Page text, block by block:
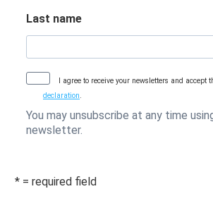
Last name
I agree to receive your newsletters and accept
declaration.
You may unsubscribe at any time
newsletter.
* = required field